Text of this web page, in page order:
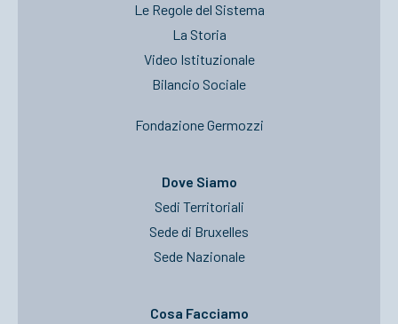
Le Regole del Sistema
La Storia
Video Istituzionale
Bilancio Sociale
Fondazione Germozzi
Dove Siamo
Sedi Territoriali
Sede di Bruxelles
Sede Nazionale
Cosa Facciamo